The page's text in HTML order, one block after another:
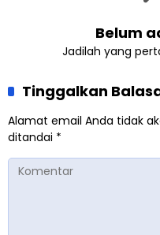
Belum
Jadilah yang
Tinggalkan
Alamat email Anda tidak
ditandai *